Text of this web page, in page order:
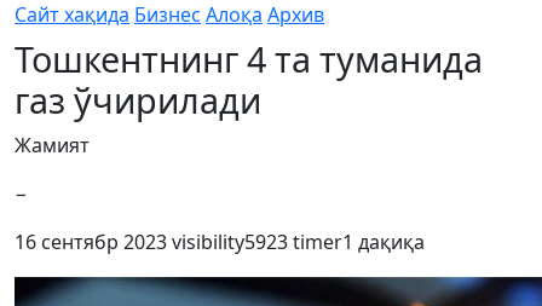
Сайт хақида Бизнес Алоқа Архив
Тошкентнинг 4 та туманида
газ ўчирилади
Жамият
−
16 сентябр 2023visibility5923timer1 дақиқа